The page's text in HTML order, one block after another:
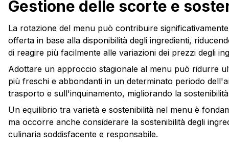
Gestione delle scorte e
La rotazione del menu può contribuire
offerta in base alla disponibilità degli ingredienti,
di reagire più facilmente alle variazioni dei prezzi degli
Adottare un approccio stagionale al menu può ridurre
più freschi e abbondanti in un determinato periodo
trasporto e sull'inquinamento, migliorando la
Un equilibrio tra varietà e sostenibilità nel menu è
ma occorre anche considerare la sostenibilità degli
culinaria soddisfacente e responsabile.